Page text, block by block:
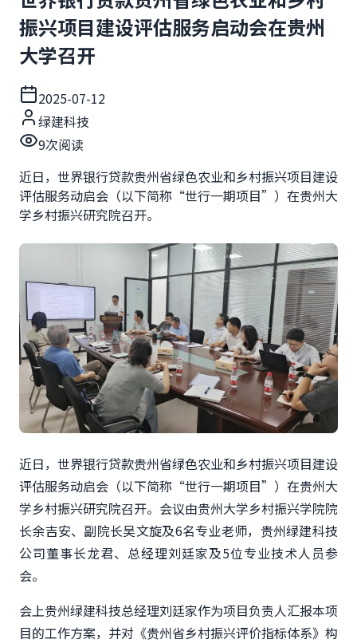
振兴项目建设评估服务启动会在贵州
大学召开
2025-07-12
绿建科技
9次阅读
近日，世界银行贷款贵州省绿色农业和乡村振兴项目建设
评估服务动启会（以下简称“世行一期项目”）在贵州大
学乡村振兴研究院召开。
近日，世界银行贷款贵州省绿色农业和乡村振兴项目建设
评估服务动启会（以下简称 “世行一期项目”）在贵州大
学乡村振兴研究院召开。会议由贵州大学乡村振兴学院院
长余吉安、副院长吴文旋及6名专业老师，贵州绿建科技
公司董事长龙君、总经理刘廷家及5位专业技术人员参
会。
会上贵州绿建科技总经理刘廷家作为项目负责人汇报本项
目的工作方案，并对《贵州省乡村振兴评价指标体系》构